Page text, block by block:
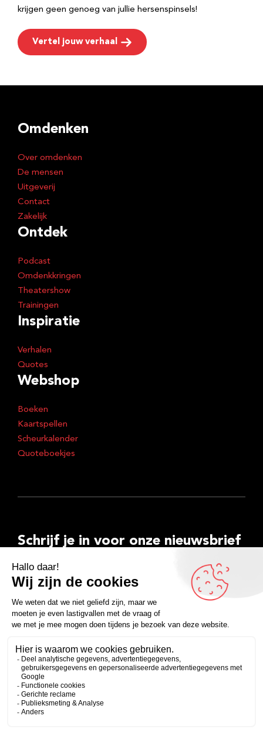
krijgen geen genoeg van jullie hersenspinsels!
Vertel jouw verhaal
Omdenken
Over omdenken
De mensen
Uitgeverij
Contact
Zakelijk
Ontdek
Podcast
Omdenkkringen
Theatershow
Trainingen
Inspiratie
Verhalen
Quotes
Webshop
Boeken
Kaartspellen
Scheurkalender
Quoteboekjes
Schrijf je in voor onze nieuwsbrief
E-
mailadres
Inschrijven
FacebookInstagramLinkedInYouTubeSpotify
Copyright 2026